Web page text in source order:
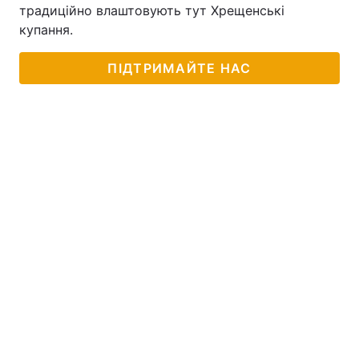
традиційно влаштовують тут Хрещенські
купання.
ПІДТРИМАЙТЕ НАС